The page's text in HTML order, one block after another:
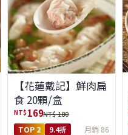
【花蓮戴記】鮮肉扁
食 20顆/盒
NT$ 169NT$ 180
TOP 2 9.4折 月銷 86